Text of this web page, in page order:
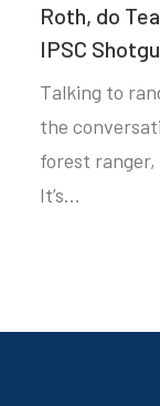
Roth, do
IPSC
Talking to
the
forest
It’s…